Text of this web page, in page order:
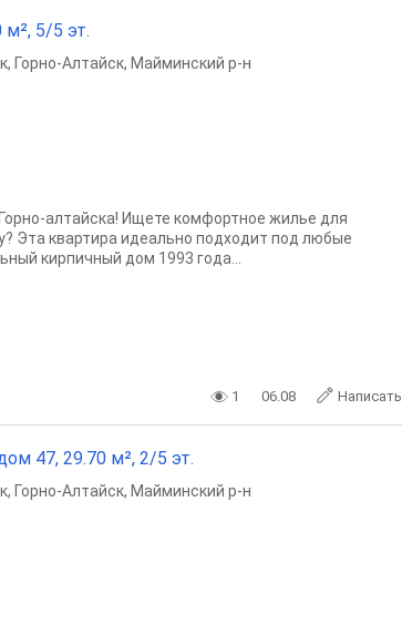
м², 5/5 эт.
, Горно-Алтайск, Майминский р-н
алтайска! Ищете комфортное жилье для
Эта квартира идеально подходит под любые
кирпичный дом 1993 года...
1 06.08 Написать
47, 29.70 м², 2/5 эт.
, Горно-Алтайск, Майминский р-н